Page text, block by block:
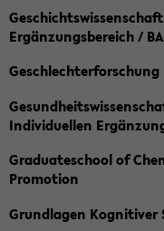
Ergänzungsbereich /
Geschlechterforschung
Individuellen
Graduateschool of
Promotion
Grundlagen Kognitiver